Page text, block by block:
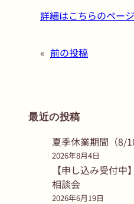
詳細はこちらのペー
« 前の投稿
最近の投稿
夏季休業期間（8/
2026年8月4日
【申し込み受付
相談会
2026年6月19日